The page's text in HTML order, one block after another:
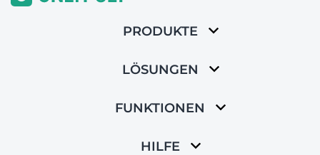
PRODUKTE
LÖSUNGEN
FUNKTIONEN
HILFE